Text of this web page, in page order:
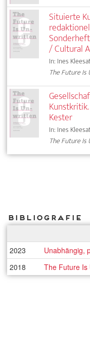
Situierte
/ Cultural
In: Ines
The Future
Kester
In: Ines
The Future
Bibliografie
2023 Unabhängig,
2018
The Future Is